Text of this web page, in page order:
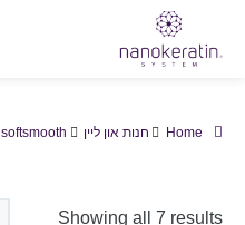
Home חנות און ליין softsmooth
Showing all 7 results